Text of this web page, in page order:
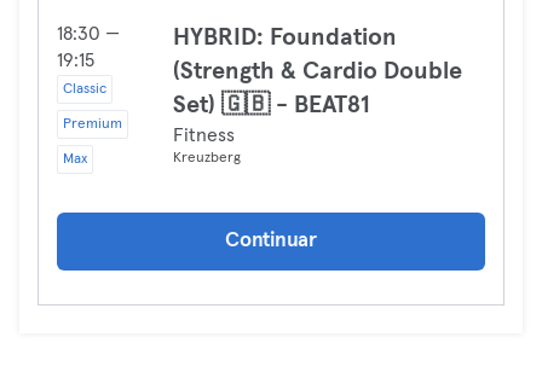
18:30 —
19:15
Classic
Premium
Max
HYBRID: Foundation
(Strength & Cardio Double
Set) 🇬🇧 - BEAT81
Fitness
Kreuzberg
Continuar